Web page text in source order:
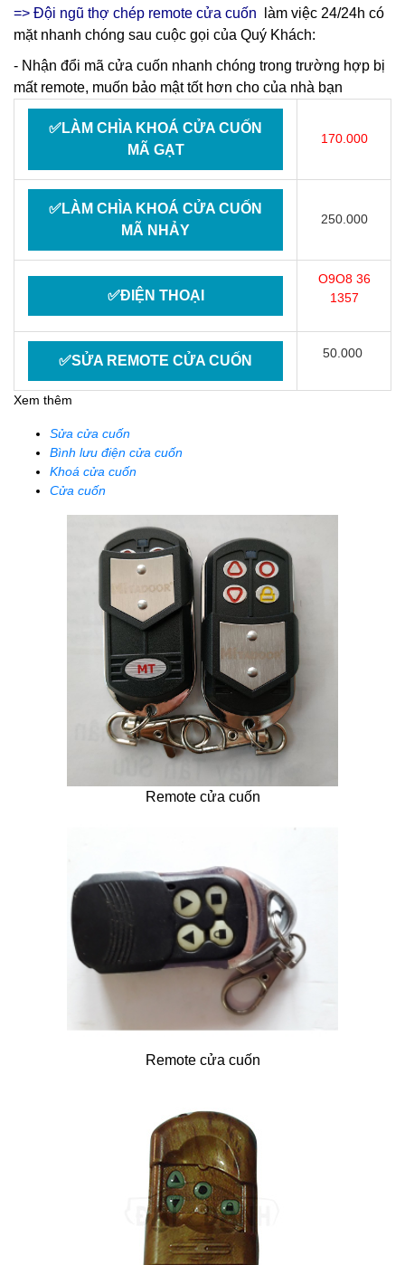
=> Đội ngũ thợ chép remote cửa cuốn làm việc 24/24h có
mặt nhanh chóng sau cuộc gọi của Quý Khách:
- Nhận đổi mã cửa cuốn nhanh chóng trong trường hợp bị
mất remote, muốn bảo mật tốt hơn cho của nhà bạn
✅LÀM CHÌA KHOÁ CỬA CUỐN
MÃ GẠT
170.000
✅LÀM CHÌA KHOÁ CỬA CUỐN
MÃ NHẢY
250.000
✅ĐIỆN THOẠI
O9O8 36
1357
✅SỬA REMOTE CỬA CUỐN 50.000
Xem thêm
Sửa cửa cuốn
Bình lưu điện cửa cuốn
Khoá cửa cuốn
Cửa cuốn
Remote cửa cuốn
Remote cửa cuốn